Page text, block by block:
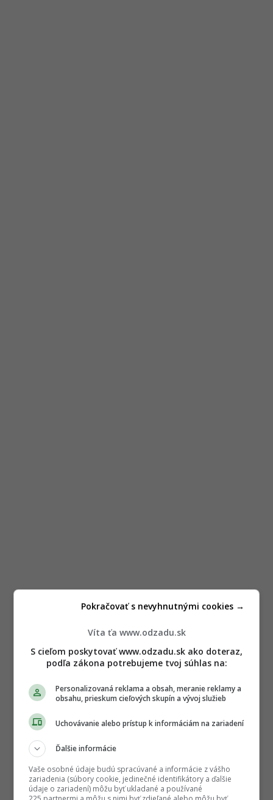
Víta ťa www.odzadu.sk
S cieľom poskytovať www.odzadu.sk ako doteraz,
podľa zákona potrebujeme tvoj súhlas na:
Personalizovaná reklama a obsah, meranie reklamy a
obsahu, prieskum cieľových skupín a vývoj služieb
Uchovávanie alebo prístup k informáciám na zariadení
Ďalšie informácie
Vaše osobné údaje budú spracúvané a informácie z vášho
zariadenia (súbory cookie, jedinečné identifikátory a ďalšie
údaje o zariadení) môžu byť ukladané a používané
Pokračovať s nevyhnutnými cookies →